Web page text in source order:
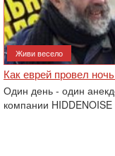
Живи весело
Как еврей провел
Один день - один
компании